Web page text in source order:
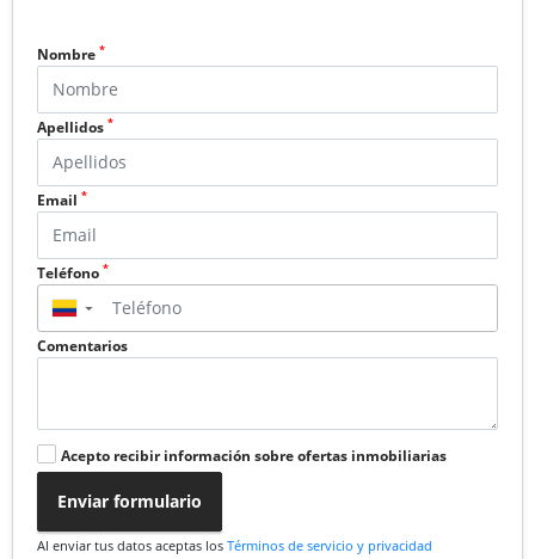
Nombre *
Apellidos *
Email *
Teléfono *
▼
Comentarios
Acepto recibir información sobre ofertas inmobiliarias
Enviar formulario
Al enviar tus datos aceptas los Términos de servicio y privacidad